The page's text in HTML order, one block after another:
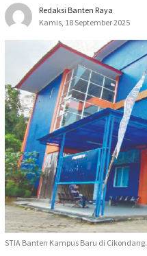
Redaksi Banten Raya
Kamis, 18 September 2025
STIA Banten Kampus Baru di Cikondang.